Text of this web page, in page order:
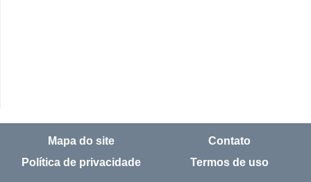
Mapa do site
Contato
Política de privacidade
Termos de uso